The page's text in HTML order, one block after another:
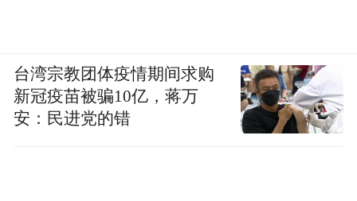
台湾宗教团体疫情期间求购
新冠疫苗被骗10亿，蒋万
安：民进党的错